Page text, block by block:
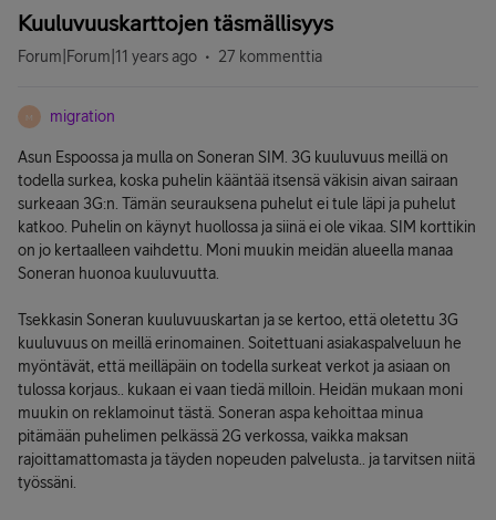
Kuuluvuuskarttojen täsmällisyys
Forum|Forum|11 years ago 27 kommenttia
M migration
Asun Espoossa ja mulla on Soneran SIM. 3G kuuluvuus meillä on
todella surkea, koska puhelin kääntää itsensä väkisin aivan sairaan
surkeaan 3G:n. Tämän seurauksena puhelut ei tule läpi ja puhelut
katkoo. Puhelin on käynyt huollossa ja siinä ei ole vikaa. SIM korttikin
on jo kertaalleen vaihdettu. Moni muukin meidän alueella manaa
Soneran huonoa kuuluvuutta.
Tsekkasin Soneran kuuluvuuskartan ja se kertoo, että oletettu 3G
kuuluvuus on meillä erinomainen. Soitettuani asiakaspalveluun he
myöntävät, että meilläpäin on todella surkeat verkot ja asiaan on
tulossa korjaus.. kukaan ei vaan tiedä milloin. Heidän mukaan moni
muukin on reklamoinut tästä. Soneran aspa kehoittaa minua
pitämään puhelimen pelkässä 2G verkossa, vaikka maksan
rajoittamattomasta ja täyden nopeuden palvelusta.. ja tarvitsen niitä
työssäni.